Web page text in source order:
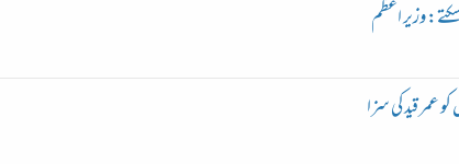
وزیر اعظم